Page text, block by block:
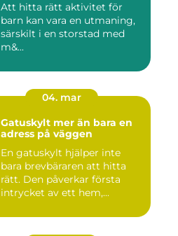
Att hitta rätt aktivitet för
barn kan vara en utmaning,
särskilt i en storstad med
m&...
04. mar
Gatuskylt mer än bara en
adress på väggen
En gatuskylt hjälper inte
bara brevbäraren att hitta
rätt. Den påverkar första
intrycket av ett hem,...